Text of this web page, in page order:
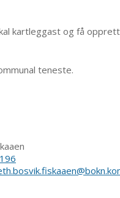
kartleggast og få
teneste.